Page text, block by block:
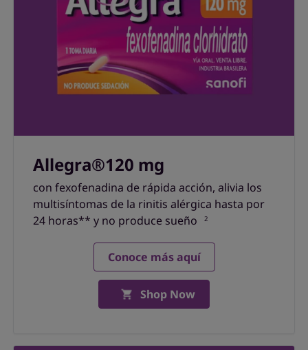
Allegra®120 mg
con fexofenadina de rápida acción, alivia los
multisíntomas de la rinitis alérgica hasta por
24 horas** y no produce sueño
2
Conoce más aquí
Shop Now